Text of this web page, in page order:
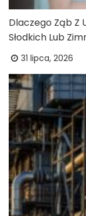
Dlaczego Ząb Z
Słodkich Lub
31 lipca, 2026